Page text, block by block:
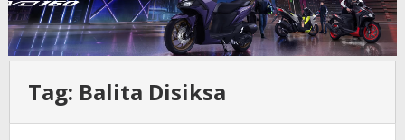
Tag: Balita Disiksa